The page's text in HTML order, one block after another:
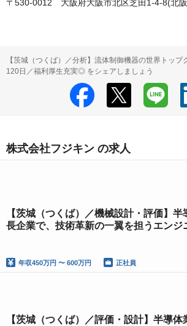
〒530-0012　大阪府大阪市北区芝田1-4-8(北阪
【茨城（つくば）／分析】流体制御機器の世界トップ
120日／福利厚生充実◎ をシェアしましょう
株式会社フジキン の求人
【茨城（つくば）／機械設計・評価】半
長企業で、技術革新の一翼を担うエンジ
年収450万円 〜 600万円 正社員
【茨城（つくば）／評価・設計】半導体